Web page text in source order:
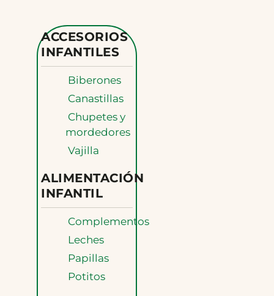
ACCESORIOS
INFANTILES
Biberones
Canastillas
Chupetes y
mordedores
Vajilla
ALIMENTACIÓN
INFANTIL
Complementos
Leches
Papillas
Potitos